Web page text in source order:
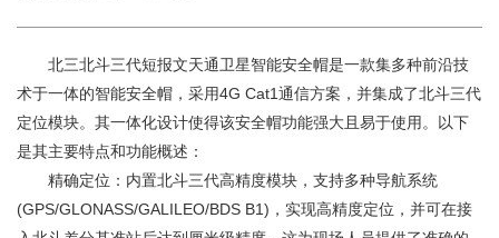
北三北斗三代短报文天通卫星智能安全帽是一款集多种前沿技
术于一体的智能安全帽，采用4G Cat1通信方案，并集成了北斗三代
定位模块。其一体化设计使得该安全帽功能强大且易于使用。以下
是其主要特点和功能概述：
精确定位：内置北斗三代高精度模块，支持多种导航系统
(GPS/GLONASS/GALILEO/BDS B1)，实现高精度定位，并可在接